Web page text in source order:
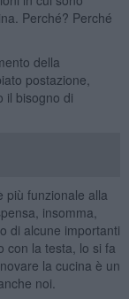
Perché? Perché
della
postazione,
il bisogno di
più funzionale alla
insomma,
di alcune importanti
con la testa, lo si fa
la cucina è un
noi.